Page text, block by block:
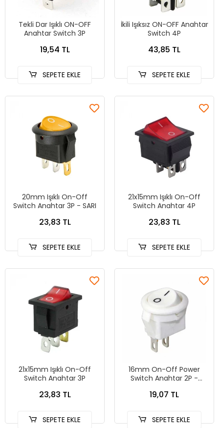
Tekli Dar Işıklı ON-OFF
Anahtar Switch 3P
19,54 TL
SEPETE EKLE
İkili Işıksız ON-OFF Anahtar
Switch 4P
43,85 TL
SEPETE EKLE
20mm Işıklı On-Off
Switch Anahtar 3P - SARI
23,83 TL
SEPETE EKLE
21x15mm Işıklı On-Off
Switch Anahtar 4P
23,83 TL
SEPETE EKLE
21x15mm Işıklı On-Off
Switch Anahtar 3P
23,83 TL
SEPETE EKLE
16mm On-Off Power
Switch Anahtar 2P -
19,07 TL
SEPETE EKLE